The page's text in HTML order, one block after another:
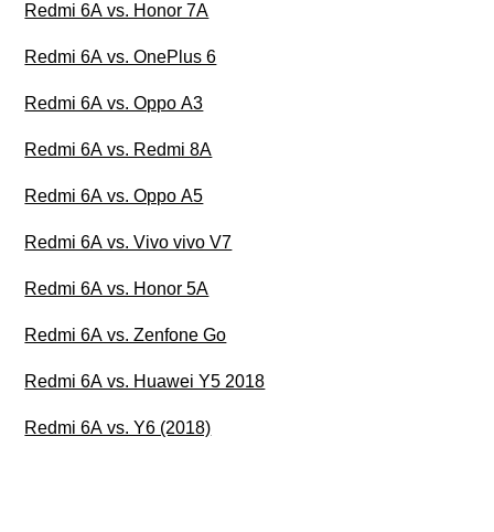
Redmi 6A vs. Honor 7A
Redmi 6A vs. OnePlus 6
Redmi 6A vs. Oppo A3
Redmi 6A vs. Redmi 8A
Redmi 6A vs. Oppo A5
Redmi 6A vs. Vivo vivo V7
Redmi 6A vs. Honor 5A
Redmi 6A vs. Zenfone Go
Redmi 6A vs. Huawei Y5 2018
Redmi 6A vs. Y6 (2018)